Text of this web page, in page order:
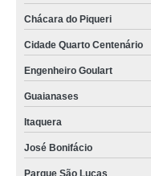
Chácara do Piqueri
Cidade Quarto Centenário
Engenheiro Goulart
Guaianases
Itaquera
José Bonifácio
Parque São Lucas